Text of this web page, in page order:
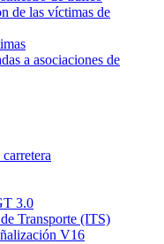
de las víctimas de
a asociaciones de
3.0
Transporte (ITS)
V16